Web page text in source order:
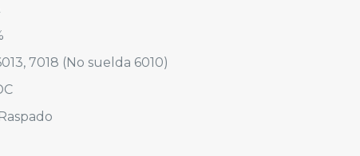
7018 (No suelda 6010)